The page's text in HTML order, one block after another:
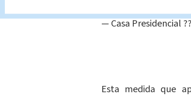
— Casa Presidencial
Esta medida que